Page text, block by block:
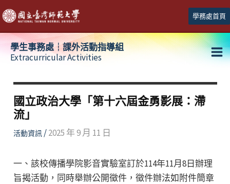
跳
至
主
學務處首頁
學生事務處┆課外活動指導組
Extracurricular Activities
國立政治大學「第十六屆金勇影展：滯
流」
活動資訊/2025 年 9 月 11 日
一、該校傳播學院影音實驗室訂於114年11月8日辦理
旨揭活動，同時舉辦公開徵件，徵件辦法如附件簡章